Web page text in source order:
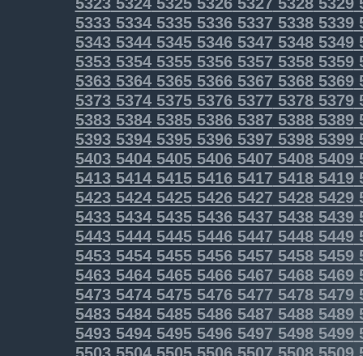
5333533453355336533753385339
5343534453455346534753485349
5353535453555356535753585359
5363536453655366536753685369
5373537453755376537753785379
5383538453855386538753885389
5393539453955396539753985399
5403540454055406540754085409
5413541454155416541754185419
5423542454255426542754285429
5433543454355436543754385439
5443544454455446544754485449
5453545454555456545754585459
5463546454655466546754685469
54735474547554765477 54785479
54835484548554865487 54885489
54935494549554965497 54985499